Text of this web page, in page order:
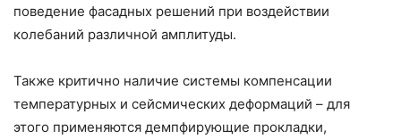
поведение фасадных решений при воздействии
колебаний различной амплитуды.
Также критично наличие системы компенсации
температурных и сейсмических деформаций – для
этого применяются демпфирующие прокладки,